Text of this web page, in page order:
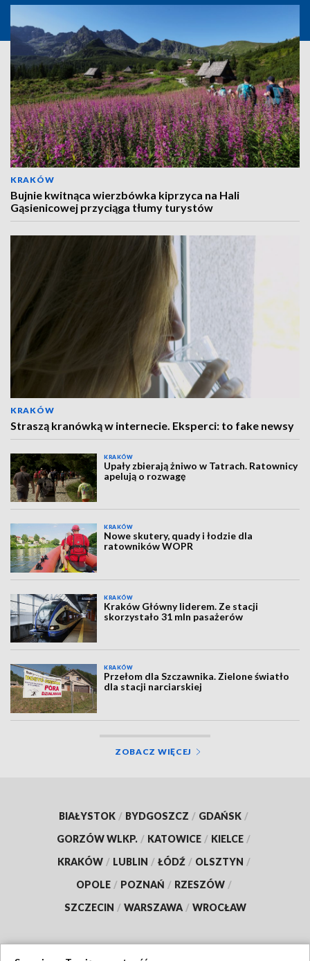
KRAKÓW
Bujnie kwitnąca wierzbówka kiprzyca na Hali
Gąsienicowej przyciąga tłumy turystów
KRAKÓW
Straszą kranówką w internecie. Eksperci: to fake newsy
KRAKÓW
Upały zbierają żniwo w Tatrach. Ratownicy
apelują o rozwagę
KRAKÓW
Nowe skutery, quady i łodzie dla
ratowników WOPR
KRAKÓW
Kraków Główny liderem. Ze stacji
skorzystało 31 mln pasażerów
KRAKÓW
Przełom dla Szczawnika. Zielone światło
dla stacji narciarskiej
ZOBACZ WIĘCEJ
BIAŁYSTOK / BYDGOSZCZ / GDAŃSK /
GORZÓW WLKP. / KATOWICE / KIELCE /
KRAKÓW / LUBLIN / ŁÓDŹ / OLSZTYN /
OPOLE / POZNAŃ / RZESZÓW /
SZCZECIN / WARSZAWA / WROCŁAW